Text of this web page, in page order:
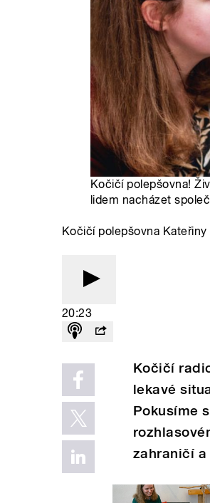
Kočičí polepšovna!
lidem nacházet
Kočičí polepšovna Kateřiny
20:23
Kočičí
lekavé
Pokusíme
zahraničí a